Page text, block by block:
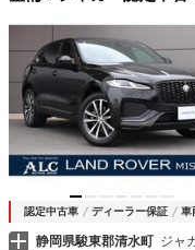
ト 電動トランクゲー
認定中古車 ディーラー保証 車
静岡県駿東郡清水町